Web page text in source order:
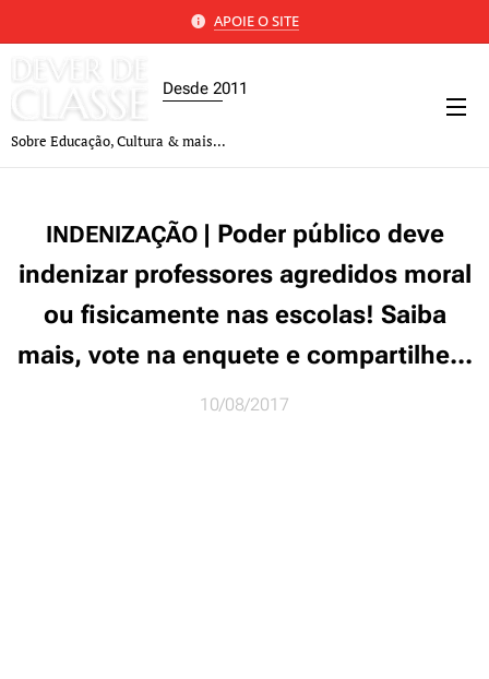
APOIE O SITE
Desde 2011
Sobre Educação, Cultura & mais...
INDENIZAÇÃO | Poder público deve
indenizar professores agredidos moral
ou fisicamente nas escolas! Saiba
mais, vote na enquete e compartilhe...
10/08/2017